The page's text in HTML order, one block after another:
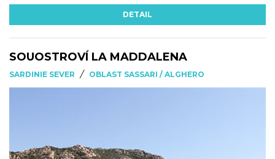
DETAIL
SOUOSTROVÍ LA MADDALENA
SARDINIE SEVER / OBLAST SASSARI / ALGHERO